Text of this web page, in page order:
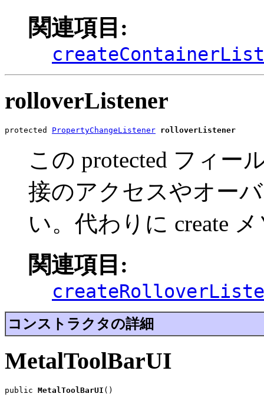
関連項目:
rolloverListener
protected PropertyChangeListener rolloverListener
この protected フィー
接のアクセスやオー
い。代わりに create
関連項目:
コンストラクタの詳細
MetalToolBarUI
public MetalToolBarUI ()